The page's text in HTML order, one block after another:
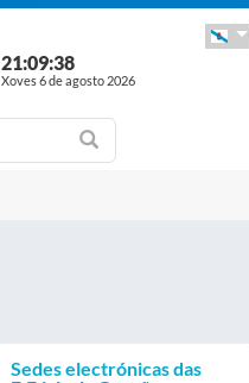
21:09:39
Xoves 6 de agosto 2026
Sedes electrónicas das